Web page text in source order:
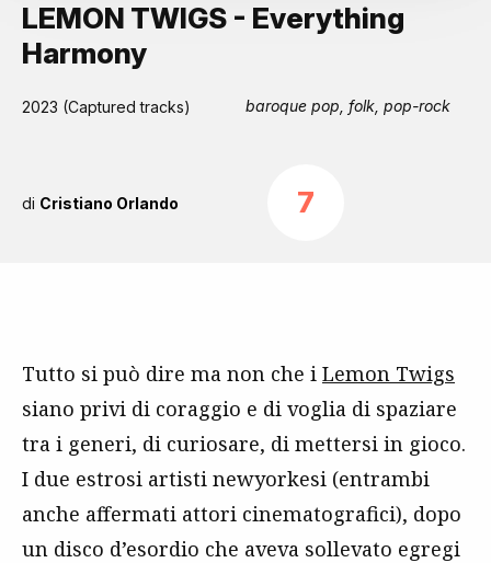
LEMON TWIGS - Everything
Harmony
2023 (Captured tracks) baroque pop, folk, pop-rock
di Cristiano Orlando 7
Tutto si può dire ma non che i Lemon Twigs
siano privi di coraggio e di voglia di spaziare
tra i generi, di curiosare, di mettersi in gioco.
I due estrosi artisti newyorkesi (entrambi
anche affermati attori cinematografici), dopo
un disco d’esordio che aveva sollevato egregi